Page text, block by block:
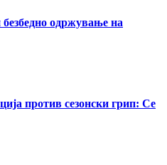
одржување на
против сезонски грип: Се